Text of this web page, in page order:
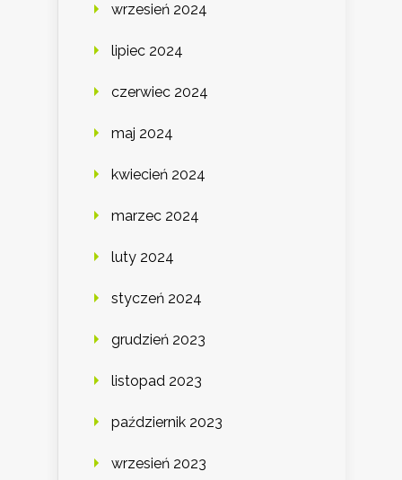
wrzesień 2024
lipiec 2024
czerwiec 2024
maj 2024
kwiecień 2024
marzec 2024
luty 2024
styczeń 2024
grudzień 2023
listopad 2023
październik 2023
wrzesień 2023